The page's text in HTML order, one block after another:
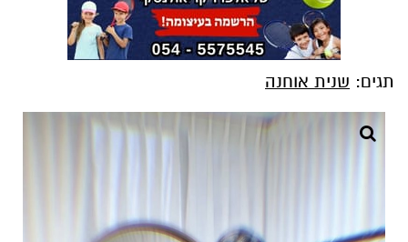
תגים: שנית אוחנה